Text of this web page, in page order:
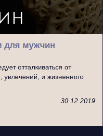
для мужчин
отталкиваться от
увлечений, и жизненного
30.12.2019